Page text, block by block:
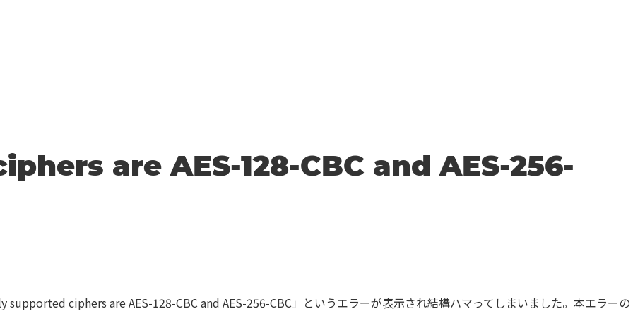
are AES-128-CBC and AES-256-
ciphers are AES-128-CBC and AES-256-CBC」というエラーが表示され結構ハマってしまいました。本エラーの